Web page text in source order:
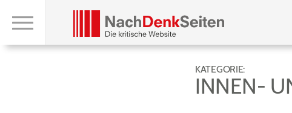
KATEGORIE:
INNEN-